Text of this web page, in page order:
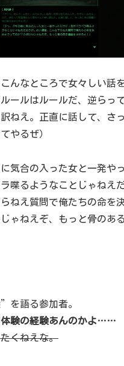
こんなところで女々しい話
ールはルールだ、逆らっ
ねえ。正直に話して、さ
やるぜ）
に気合の入った女と一発や
喋るようなことじゃねえ
ねえ質問で俺たちの命を
ゃねえぞ、もっと骨のあ
を語る参加者。
体験の経験あんのかよ……
くねえな。